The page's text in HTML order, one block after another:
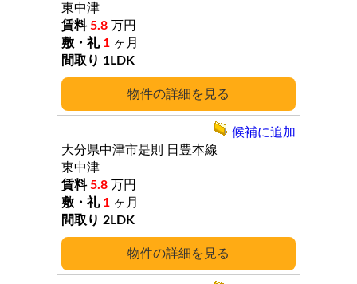
詳細
東中津
5.8 万円
1 ヶ月
1LDK
詳細
大分県中津市是則
日豊本線
東中津
5.8 万円
1 ヶ月
2LDK
候補に追加